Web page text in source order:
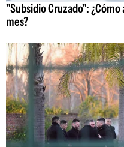
"Subsidio Cruzado":
mes?